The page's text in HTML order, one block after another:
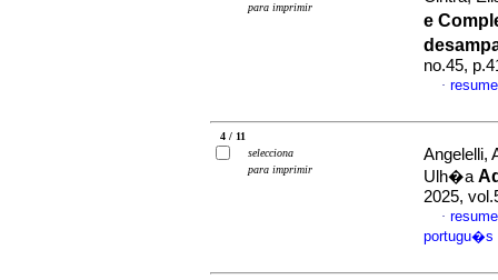
para imprimir
e
no.45,
·
4 / 11
selecciona
para imprimir
Angelelli,
Ulh�a
2025,
·
portugu�s